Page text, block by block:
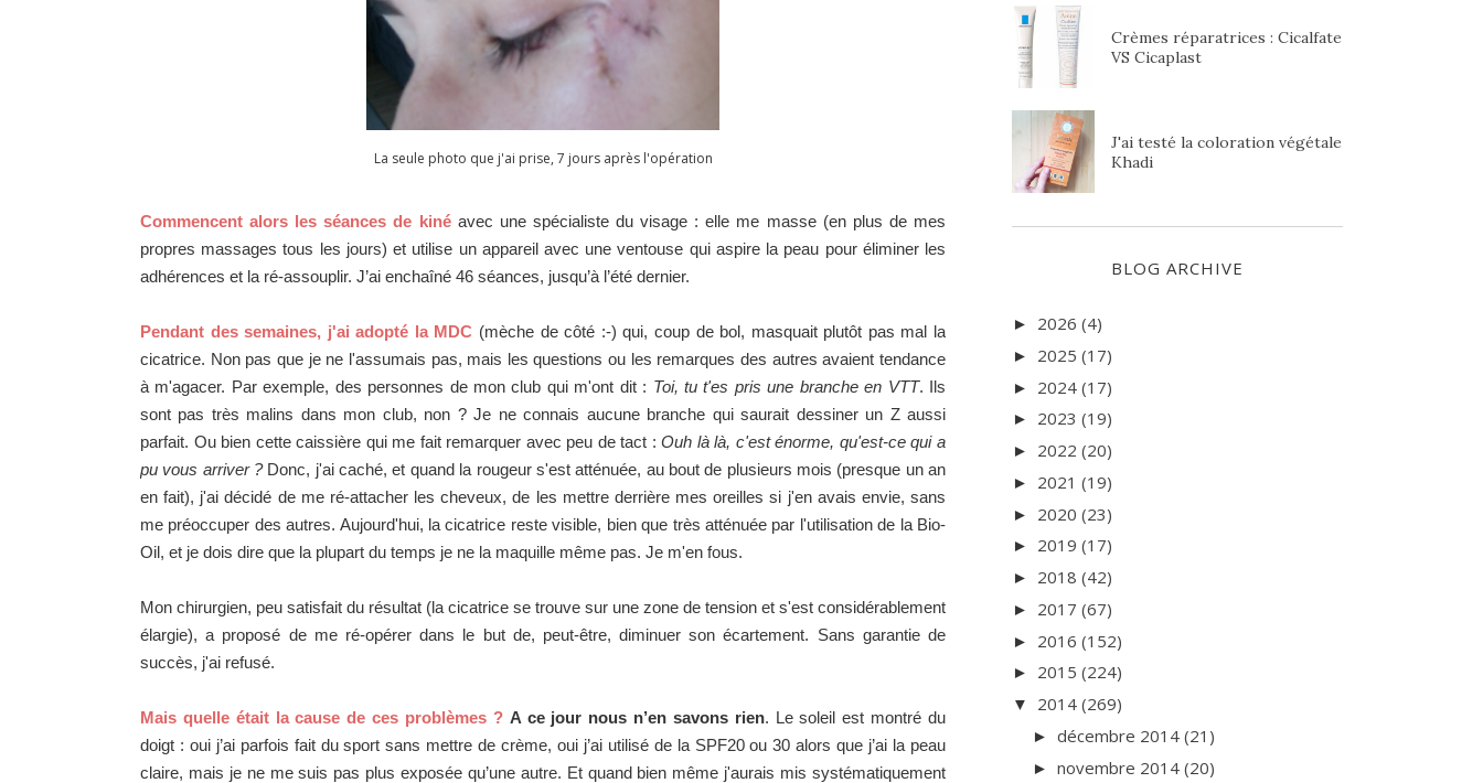
La seule photo que j'ai prise, 7 jours après l'opération
Commencent alors les séances de kinéavec une spécialiste du visage : elle me masse (en plus de mes
propres massages tous les jours) et utilise un appareil avec une ventouse qui aspire la peau pour éliminer les
adhérences et la ré-assouplir. J’ai enchaîné 46 séances, jusqu’à l’été dernier.
Pendant des semaines, j'ai adopté la MDC (mèche de côté :-) qui, coup de bol, masquait plutôt pas mal la
cicatrice. Non pas que je ne l'assumais pas, mais les questions ou les remarques des autres avaient tendance
à m'agacer. Par exemple, des personnes de mon club qui m'ont dit : Toi, tu t'es pris une branche en VTT. Ils
sont pas très malins dans mon club, non ? Je ne connais aucune branche qui saurait dessiner un Z aussi
parfait. Ou bien cette caissière qui me fait remarquer avec peu de tact :Ouh là là, c'est énorme, qu'est-ce qui a
pu vous arriver ?Donc, j'ai caché, et quand la rougeur s'est atténuée, au bout de plusieurs mois (presque un an
en fait), j'ai décidé de me ré-attacher les cheveux, de les mettre derrière mes oreilles si j'en avais envie, sans
me préoccuper des autres. Aujourd'hui, la cicatrice reste visible, bien que très atténuée par l'utilisation de la Bio-
Oil, et je dois dire que la plupart du temps je ne la maquille même pas. Je m'en fous.
Mon chirurgien, peu satisfait du résultat (la cicatrice se trouve sur une zone de tension et s'est considérablement
élargie), a proposé de me ré-opérer dans le but de, peut-être, diminuer son écartement. Sans garantie de
succès, j'ai refusé.
Mais quelle était la cause de ces problèmes ? A ce jour nous n’en savons rien. Le soleil est montré du
doigt : oui j’ai parfois fait du sport sans mettre de crème, oui j’ai utilisé de la SPF20 ou 30 alors que j’ai la peau
claire, mais je ne me suis pas plus exposée qu’une autre. Et quand bien même j'aurais mis systématiquement
Crèmes réparatrices : Cicalfate
VS Cicaplast
J'ai testé la coloration végétale
Khadi
BLOG ARCHIVE
► 2026 (4)
► 2025 (17)
► 2024 (17)
► 2023 (19)
► 2022 (20)
► 2021 (19)
► 2020 (23)
► 2019 (17)
► 2018 (42)
► 2017 (67)
► 2016 (152)
► 2015 (224)
▼ 2014 (269)
► décembre 2014 (21)
► novembre 2014 (20)